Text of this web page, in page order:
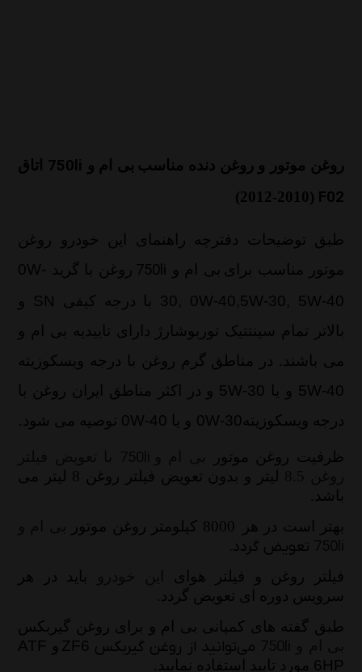
روغن موتور و روغن دنده مناسب بی ام و 750li اتاق
F02
(2010-2012)
طبق توضیحات دفترچه راهنمای این خودرو روغن
موتور مناسب برای بی ام و 750li روغن با گرید 0W-
30, 0W-40,5W-30, 5W-40 با درجه کیفی SN
و
بالاتر تمام سینتتیک توربوشارژ دارای تاییدیه بی ام و
می باشند. در مناطق گرم روغن با درجه ویسکوزیته
5W-40 و یا 5W-30 و در اکثر مناطق ایران روغن با
درجه ویسکوزیته0W-30 و یا 0W-40 توصیه می شود.
ظرفیت روغن موتور
لیتر و بدون تعویض فیلتر روغن 8 لیتر می
باشد.
بهتر است در هر
8000 کیلومتر روغن موتور
تعویض گردد.
فیلتر روغن و فیلتر هوای
باید در هر
سرویس دوره ای تعویض گردد.
طبق گفته های کمپانی بی ام و برای روغن گیربکس
می‌توانید از روغن گیربکس ZF6 و ATF
6HP مورد تایید استفاده نمایید.